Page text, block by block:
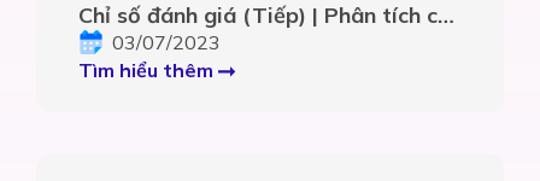
Chỉ số đánh giá (Tiếp) | Phân tích chỉ
số tài chính – Phần 6
03/07/2023
Tìm hiểu thêm